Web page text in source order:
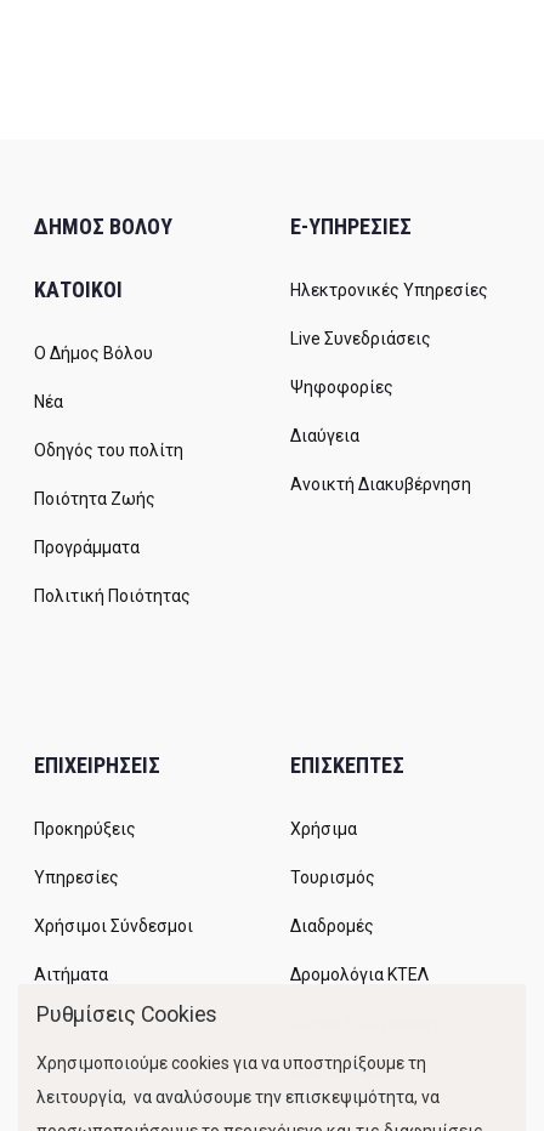
ΔΗΜΟΣ ΒΟΛΟΥ
ΚΑΤΟΙΚΟΙ
Ο Δήμος Βόλου
Νέα
Οδηγός του πολίτη
Ποιότητα Ζωής
Προγράμματα
Πολιτική Ποιότητας
E-ΥΠΗΡΕΣΙΕΣ
Ηλεκτρονικές Υπηρεσίες
Live Συνεδριάσεις
Ψηφοφορίες
Διαύγεια
Ανοικτή Διακυβέρνηση
ΕΠΙΧΕΙΡΗΣΕΙΣ
Προκηρύξεις
Υπηρεσίες
Χρήσιμοι Σύνδεσμοι
Αιτήματα
ΕΠΙΣΚΕΠΤΕΣ
Χρήσιμα
Τουρισμός
Διαδρομές
Δρομολόγια ΚΤΕΛ
Κίνηση Λιμένος
Ρυθμίσεις Cookies
Χρησιμοποιούμε cookies για να υποστηρίξουμε τη
λειτουργία, να αναλύσουμε την επισκεψιμότητα, να